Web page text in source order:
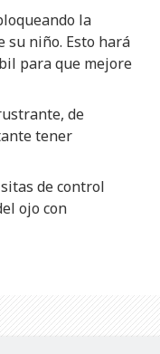
la
su niño. Esto hará
para que mejore
de
tener
de control
ojo con